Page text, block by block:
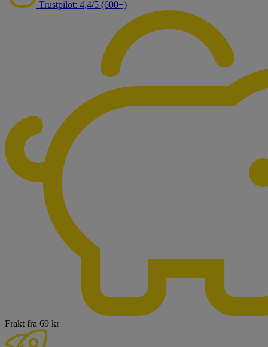
Trustpilot: 4,4/5 (600+)
Frakt fra 69 kr